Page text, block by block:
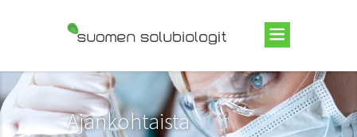
Suomen Solubiologit ry
Ajankohtaista